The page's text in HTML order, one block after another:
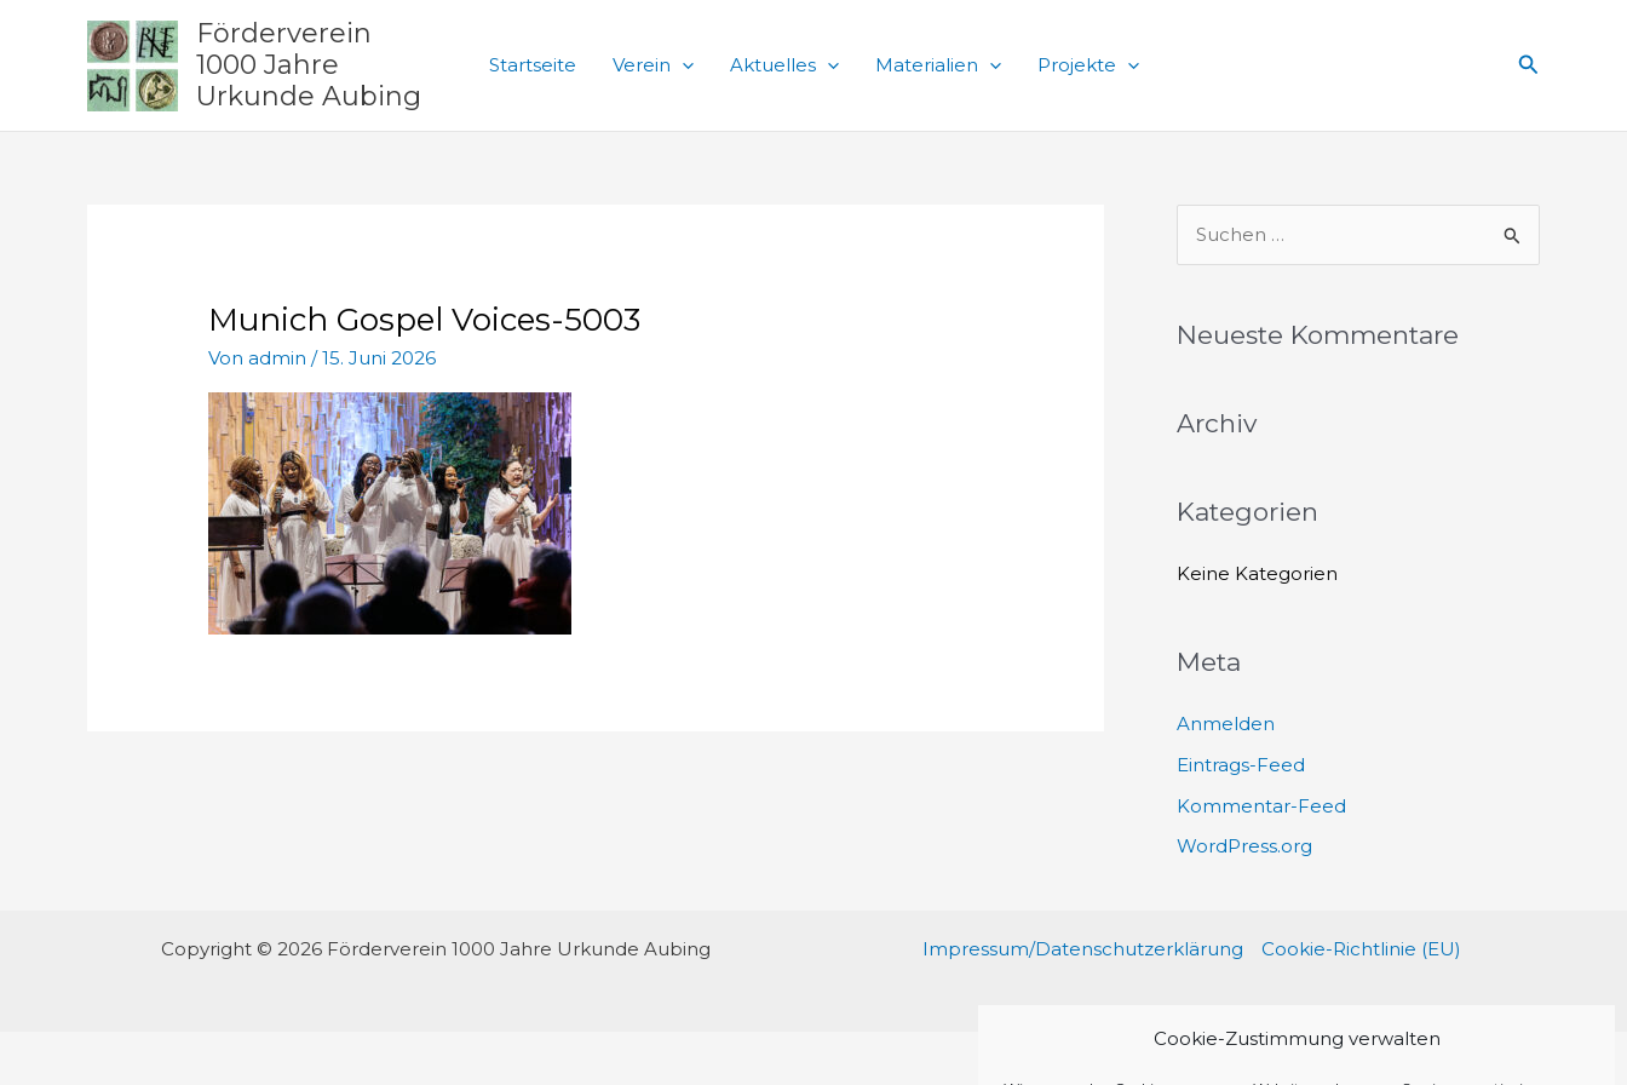
Cookie-Zustimmung verwalten
Förderverein
1000 Jahre
Urkunde Aubing
Startseite Verein Aktuelles Materialien Projekte Suchen
Munich Gospel Voices-5003
Vonadmin/15. Juni 2026
h
n
h
Neueste Kommentare
Archiv
Kategorien
Keine Kategorien
Meta
Anmelden
Eintrags-Feed
Kommentar-Feed
WordPress.org
Copyright © 2026 Förderverein 1000 Jahre Urkunde Aubing Impressum/Datenschutzerklärung Cookie-Richtlinie (EU)